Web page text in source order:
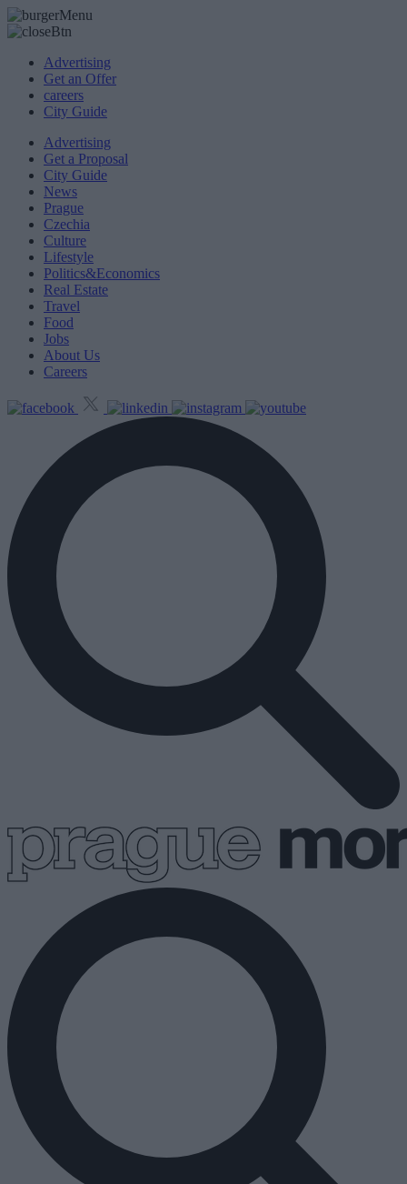
Advertising
Get an Offer
careers
City Guide
Advertising
Get a Proposal
City Guide
News
Prague
Czechia
Culture
Lifestyle
Politics&Economics
Real Estate
Travel
Food
Jobs
About Us
Careers